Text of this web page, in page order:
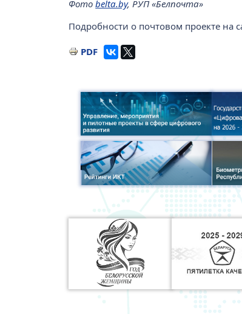
Фотоbelta.by, РУП «Белпочта»
Подробности о почтовом проекте на
PDF